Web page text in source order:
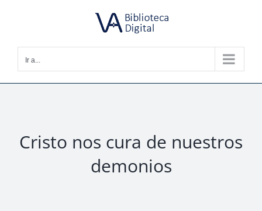
Ir a...
Cristo nos cura de nuestros
demonios